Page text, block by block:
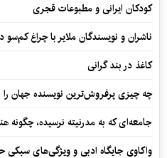
کودکان ایرانی و مطبوعات قجری
ناشران و نویسندگان ملایر با چراغ
کاغذ در بند گرانی
چه چیزی پرفروش‌ترین نویسنده جهان را
جامعه‌ای که به مدرنیته نرسیده، چگونه
واکاوی جایگاه ادبی و ویژگی‌های سبکی